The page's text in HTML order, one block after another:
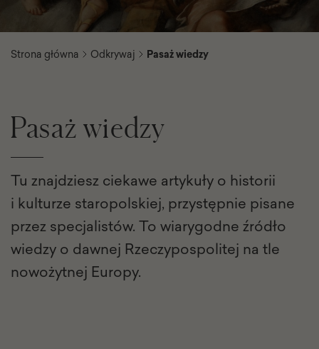
Strona główna Odkrywaj Pasaż wiedzy
Pasaż wiedzy
Tu znajdziesz ciekawe artykuły o historii
i kulturze staropolskiej, przystępnie pisane
przez specjalistów. To wiarygodne źródło
wiedzy o dawnej Rzeczypospolitej na tle
nowożytnej Europy.